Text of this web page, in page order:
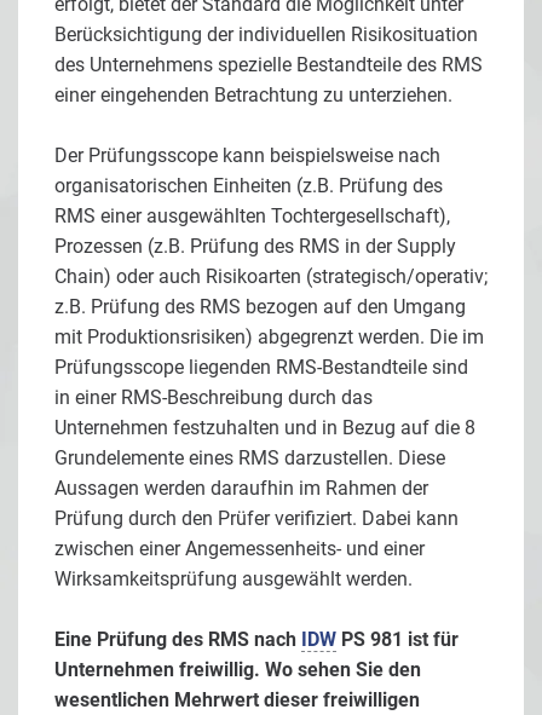
Berücksichtigung der individuellen Risikosituation
des Unternehmens spezielle Bestandteile des RMS
einer eingehenden Betrachtung zu unterziehen.
Der Prüfungsscope kann beispielsweise nach
organisatorischen Einheiten (z.B. Prüfung des
RMS einer ausgewählten Tochtergesellschaft),
Prozessen (z.B. Prüfung des RMS in der Supply
Chain) oder auch Risikoarten (strategisch/operativ;
z.B. Prüfung des RMS bezogen auf den Umgang
mit Produktionsrisiken) abgegrenzt werden. Die im
Prüfungsscope liegenden RMS-Bestandteile sind
in einer RMS-Beschreibung durch das
Unternehmen festzuhalten und in Bezug auf die 8
Grundelemente eines RMS darzustellen. Diese
Aussagen werden daraufhin im Rahmen der
Prüfung durch den Prüfer verifiziert. Dabei kann
zwischen einer Angemessenheits- und einer
Wirksamkeitsprüfung ausgewählt werden.
Eine Prüfung des RMS nach IDW PS 981 ist für
Unternehmen freiwillig. Wo sehen Sie den
wesentlichen Mehrwert dieser freiwilligen